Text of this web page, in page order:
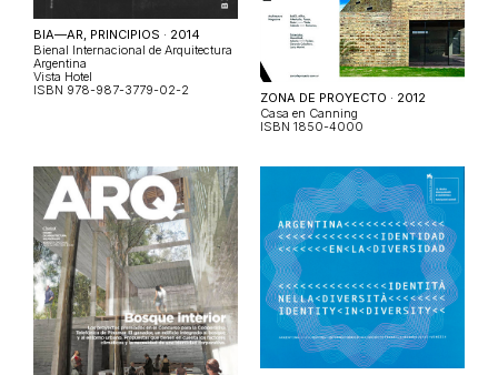
BIA—AR, PRINCIPIOS · 2014
Bienal Internacional de Arquitectura
Argentina
Vista Hotel
ISBN 978-987-3779-02-2
ZONA DE PROYECTO · 2012
Casa en Canning
ISBN 1850-4000